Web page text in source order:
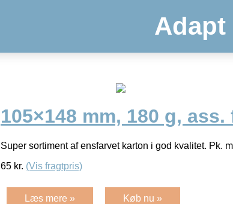
Adapt
105×148 mm, 180 g,
Super sortiment af ensfarvet karton i god kvalitet. Pk.
65 kr. (Vis fragtpris)
Læs mere » Køb nu »